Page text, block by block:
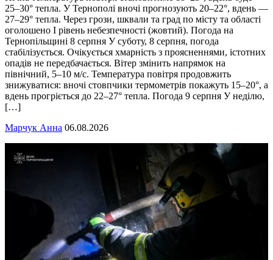
25–30° тепла. У Тернополі вночі прогнозують 20–22°, вдень —
27–29° тепла. Через грози, шквали та град по місту та області
оголошено І рівень небезпечності (жовтий). Погода на
Тернопільщині 8 серпня У суботу, 8 серпня, погода
стабілізується. Очікується хмарність з проясненнями, істотних
опадів не передбачається. Вітер змінить напрямок на
північний, 5–10 м/с. Температура повітря продовжить
знижуватися: вночі стовпчики термометрів покажуть 15–20°, а
вдень прогріється до 22–27° тепла. Погода 9 серпня У неділю,
[…]
Марчук Анна 06.08.2026